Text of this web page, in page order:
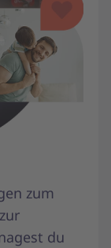
zum
du